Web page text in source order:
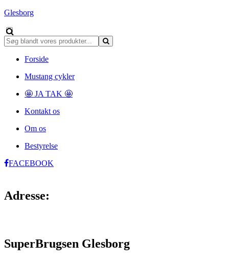
Glesborg
Forside
Mustang cykler
🤩 JA TAK 🤩
Kontakt os
Om os
Bestyrelse
FACEBOOK
Adresse:
SuperBrugsen Glesborg